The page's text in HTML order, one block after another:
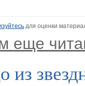
для оценки
еще
из